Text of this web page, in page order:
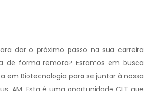
dar o próximo passo na sua carreira
de forma remota? Estamos em busca
em Biotecnologia para se juntar à nossa
AM. Esta é uma oportunidade CLT que